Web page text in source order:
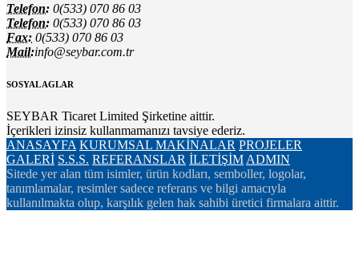
Telefon: 0(533) 070 86 03
Telefon: 0(533) 070 86 03
Fax: 0(533) 070 86 03
Mail:info@seybar.com.tr
SOSYAL AGLAR
SEYBAR Ticaret Limited Şirketine aittir.
İçerikleri izinsiz kullanmamanızı tavsiye ederiz.
ANASAYFA KURUMSAL MAKİNALAR PROJELER
GALERİ S.S.S. REFERANSLAR İLETİŞİM ADMIN
Sitede yer alan tüm isimler, ürün kodları, semboller, logolar,
tanımlamalar, resimler sadece referans ve bilgi amacıyla
kullanılmakta olup, karşılık gelen hak sahibi üretici firmalara aittir.